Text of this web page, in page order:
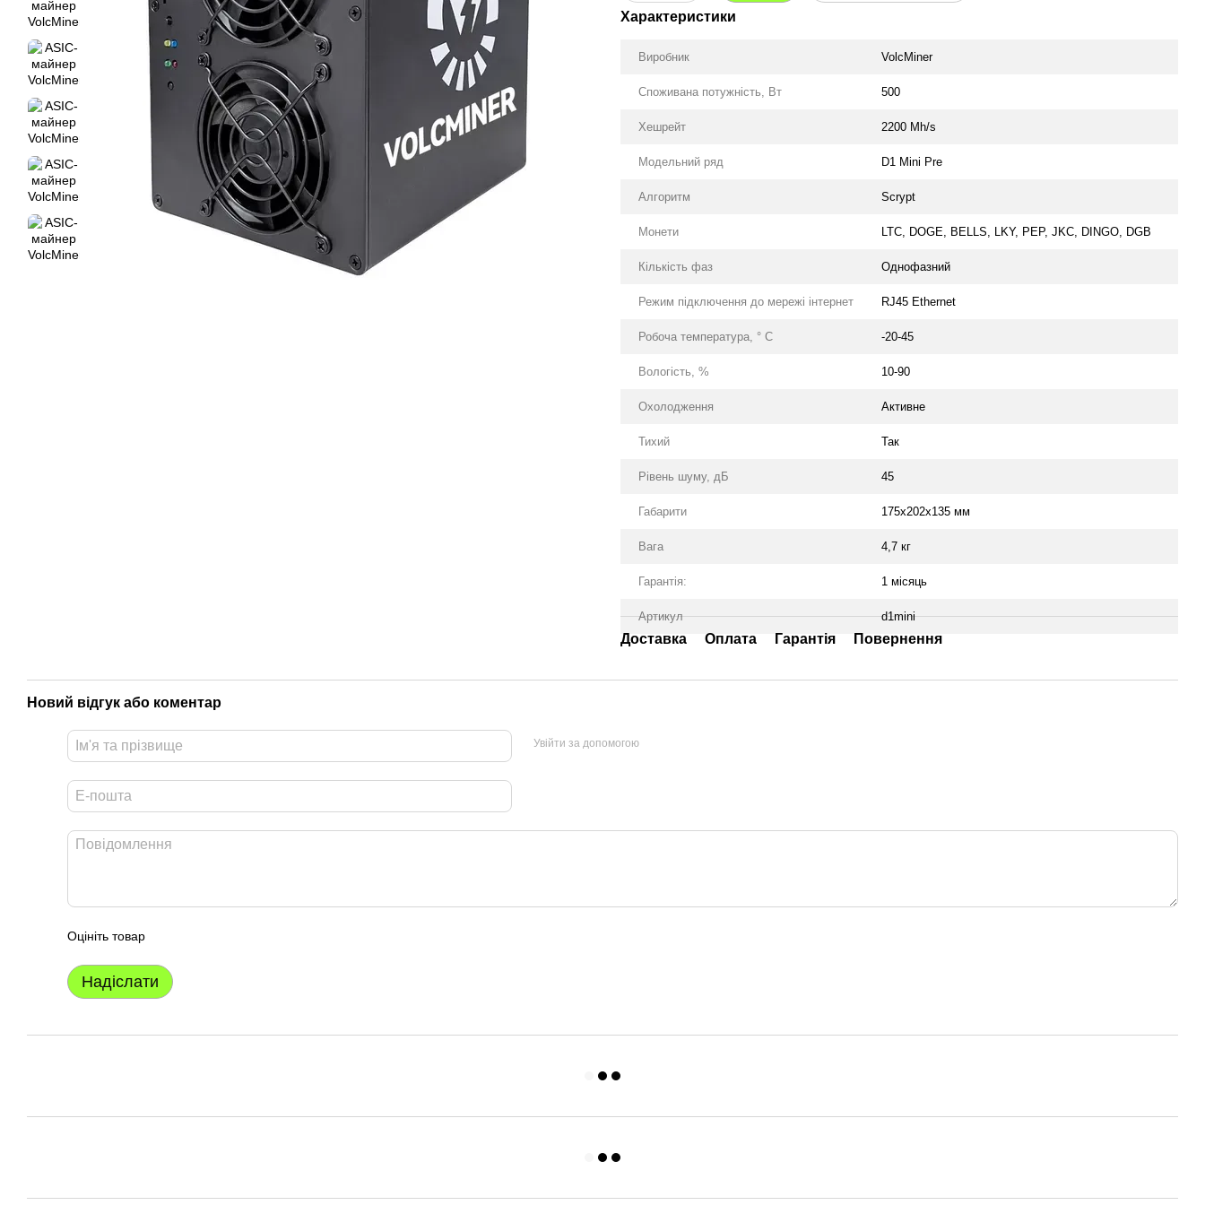
Характеристики
Виробник VolcMiner
Споживана потужність, Вт 500
Хешрейт 2200 Mh/s
Модельний ряд D1 Mini Pre
Алгоритм Scrypt
Монети LTC, DOGE, BELLS, LKY, PEP, JKC, DINGO, DGB
Кількість фаз Oднофазний
Режим підключення до мережі інтернет RJ45 Ethernet
Робоча температура, ° С -20-45
Вологість, % 10-90
Охолодження Активне
Тихий Так
Рівень шуму, дБ 45
Габарити 175x202x135 мм
Вага 4,7 кг
Гарантія: 1 місяць
Артикул d1mini
Доставка Оплата Гарантія Повернення
Новий відгук або коментар
Увійти за допомогою
Оцініть товар
Надіслати